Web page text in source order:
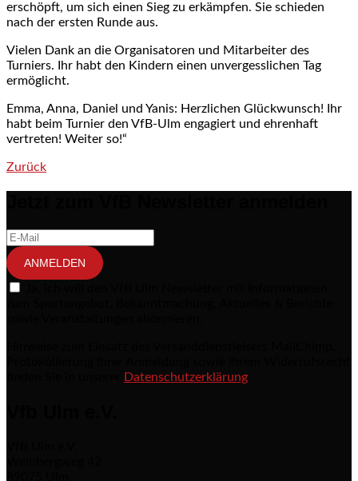
erschöpft, um sich einen Sieg zu erkämpfen. Sie schieden
nach der ersten Runde aus.
Vielen Dank an die Organisatoren und Mitarbeiter des
Turniers. Ihr habt den Kindern einen unvergesslichen Tag
ermöglicht.
Emma, Anna, Daniel und Yanis: Herzlichen Glückwunsch! Ihr
habt beim Turnier den VfB-Ulm engagiert und ehrenhaft
vertreten! Weiter so!“
Post navigation
Zurück
ANMELDEN
Datenschutzerklärung